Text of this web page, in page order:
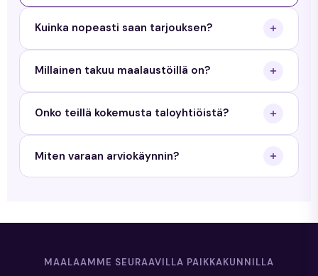
Kuinka nopeasti saan tarjouksen?
maksuttomalla arviokäynnillä ja toimitamme
kirjallisen tarjouksen.
Millainen takuu maalaustöillä on?
maalaustöille ja 5 vuoden takuun tiilikaton
pinnoitukselle.
Onko teillä kokemusta taloyhtiöistä?
taloyhtiöille. Meillä on kokemusta yli 350 kohteesta
Uudellamaalla.
Miten varaan arviokäynnin?
sopivana ajankohtana.
MAALAAMME SEURAAVILLA PAIKKAKUNNILLA